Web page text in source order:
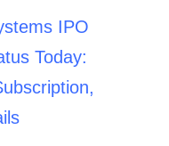
IPO
Today: